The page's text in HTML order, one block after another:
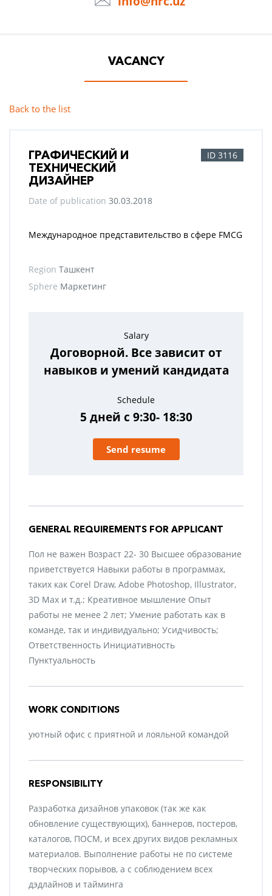
VACANCY
Back to the list
ГРАФИЧЕСКИЙ И
ТЕХНИЧЕСКИЙ
ДИЗАЙНЕР
ID 3116
Date of publication 30.03.2018
Международное представительство в сфере FMCG
Region Ташкент
Sphere Маркетинг
Salary
Договорной. Все зависит от
навыков и умений кандидата
Schedule
5 дней с 9:30- 18:30
Send resume
GENERAL REQUIREMENTS FOR APPLICANT
Пол не важен Возраст 22- 30 Высшее образование
приветствуется Навыки работы в программах,
таких как Corel Draw, Adobe Photoshop, Illustrator,
3D Max и т.д.; Креативное мышление Опыт
работы не менее 2 лет; Умение работать как в
команде, так и индивидуально; Усидчивость;
Ответственность Инициативность
Пунктуальность
WORK CONDITIONS
уютный офис с приятной и лояльной командой
RESPONSIBILITY
Разработка дизайнов упаковок (так же как
обновление существующих), баннеров, постеров,
каталогов, ПОСМ, и всех других видов рекламных
материалов. Выполнение работы не по системе
творческих порывов, а с соблюдением всех
дэдлайнов и тайминга